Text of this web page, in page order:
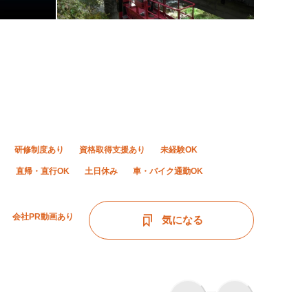
会社PR動画あり
研修制度あり 資格取得支援あり 未経験OK
直帰・直行OK 土日休み 車・バイク通勤OK
気になる